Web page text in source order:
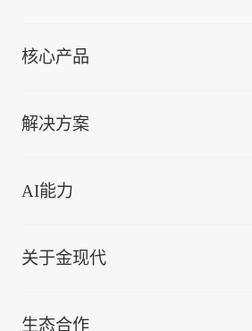
核心产品
解决方案
AI能力
关于金现代
生态合作